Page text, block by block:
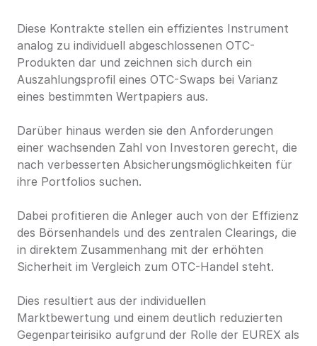
Diese Kontrakte stellen ein effizientes Instrument
analog zu individuell abgeschlossenen OTC-
Produkten dar und zeichnen sich durch ein
Auszahlungsprofil eines OTC-Swaps bei Varianz
eines bestimmten Wertpapiers aus.
Darüber hinaus werden sie den Anforderungen
einer wachsenden Zahl von Investoren gerecht, die
nach verbesserten Absicherungsmöglichkeiten für
ihre Portfolios suchen.
Dabei profitieren die Anleger auch von der Effizienz
des Börsenhandels und des zentralen Clearings, die
in direktem Zusammenhang mit der erhöhten
Sicherheit im Vergleich zum OTC-Handel steht.
Dies resultiert aus der individuellen
Marktbewertung und einem deutlich reduzierten
Gegenparteirisiko aufgrund der Rolle der EUREX als